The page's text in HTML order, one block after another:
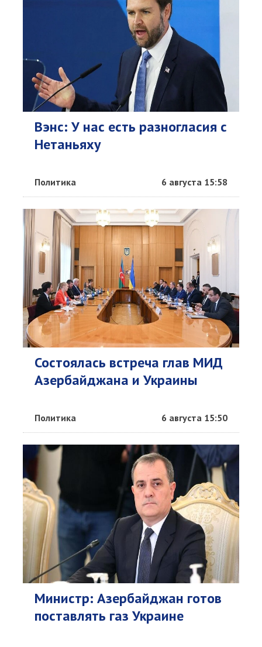
Вэнс: У нас есть разногласия с
Нетаньяху
Политика 6 августа 15:58
Состоялась встреча глав МИД
Азербайджана и Украины
Политика 6 августа 15:50
Министр: Азербайджан готов
поставлять газ Украине